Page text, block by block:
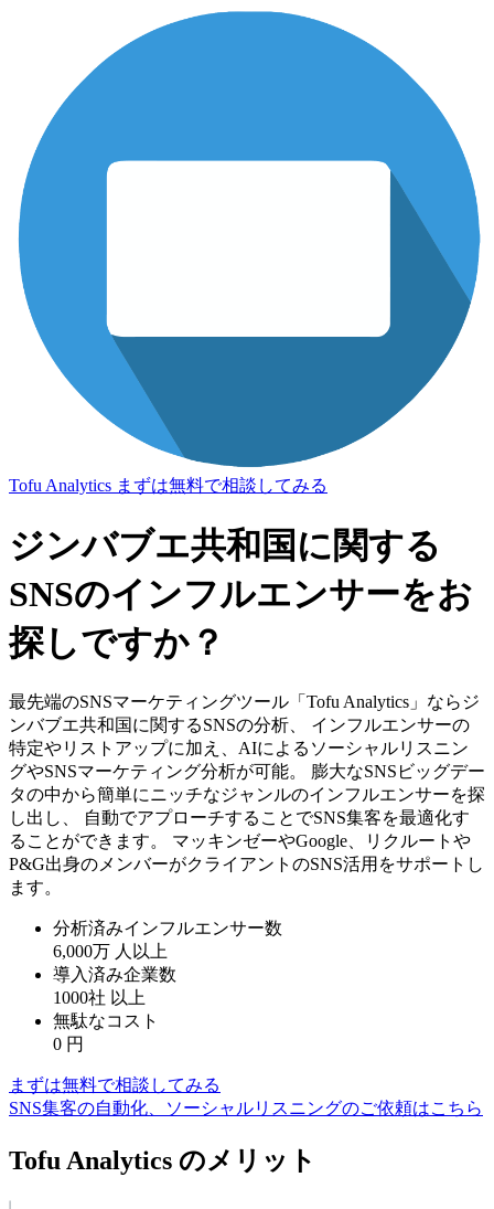
Tofu Analytics まずは無料で相談してみる
ジンバブエ共和国に関する
SNSのインフルエンサーをお
探しですか？
最先端のSNSマーケティングツール「Tofu Analytics」ならジ
ンバブエ共和国に関するSNSの分析、 インフルエンサーの
特定やリストアップに加え、AIによるソーシャルリスニン
グやSNSマーケティング分析が可能。 膨大なSNSビッグデー
タの中から簡単にニッチなジャンルのインフルエンサーを探
し出し、 自動でアプローチすることでSNS集客を最適化す
ることができます。 マッキンゼーやGoogle、リクルートや
P&G出身のメンバーがクライアントのSNS活用をサポートし
ます。
分析済みインフルエンサー数
6,000万 人以上
導入済み企業数
1000社 以上
無駄なコスト
0 円
まずは無料で相談してみる
SNS集客の自動化、ソーシャルリスニングのご依頼はこちら
Tofu Analytics のメリット